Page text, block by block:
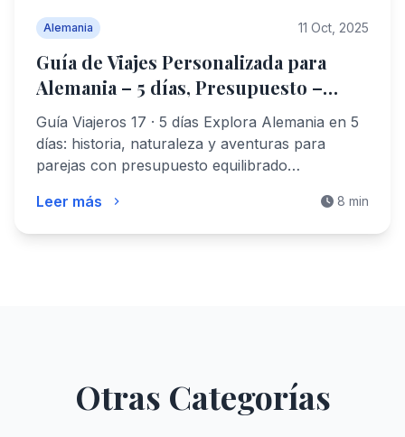
Alemania 11 Oct, 2025
Guía de Viajes Personalizada para
Alemania – 5 días, Presupuesto –
GuiaViajeros17
Guía Viajeros 17 · 5 días Explora Alemania en 5
días: historia, naturaleza y aventuras para
parejas con presupuesto equilibrado…
Leer más
8 min
Otras Categorías